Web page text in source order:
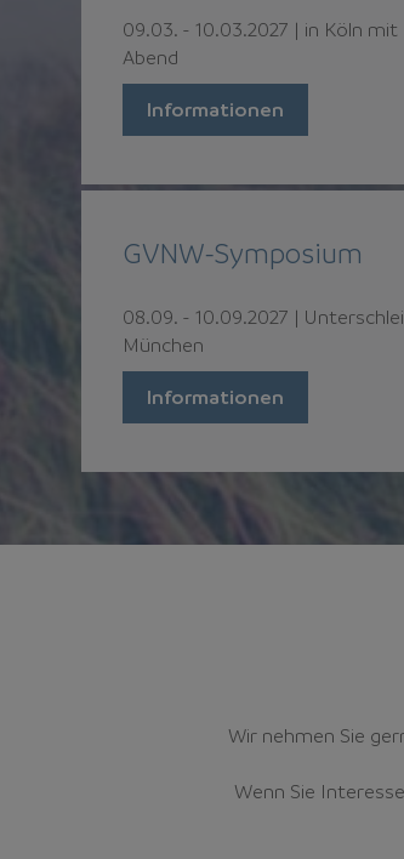
09.03. - 10.03.2027 | in Köln
Abend
Informationen
GVNW-Symposium
08.09. - 10.09.2027 |
München
Informationen
Wir nehmen Sie
Wenn Sie